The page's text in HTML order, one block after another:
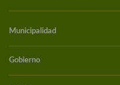
Municipalidad
Gobierno